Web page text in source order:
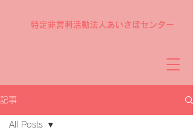
特定非営利活動法人あいさぽセンター
記事
All Posts